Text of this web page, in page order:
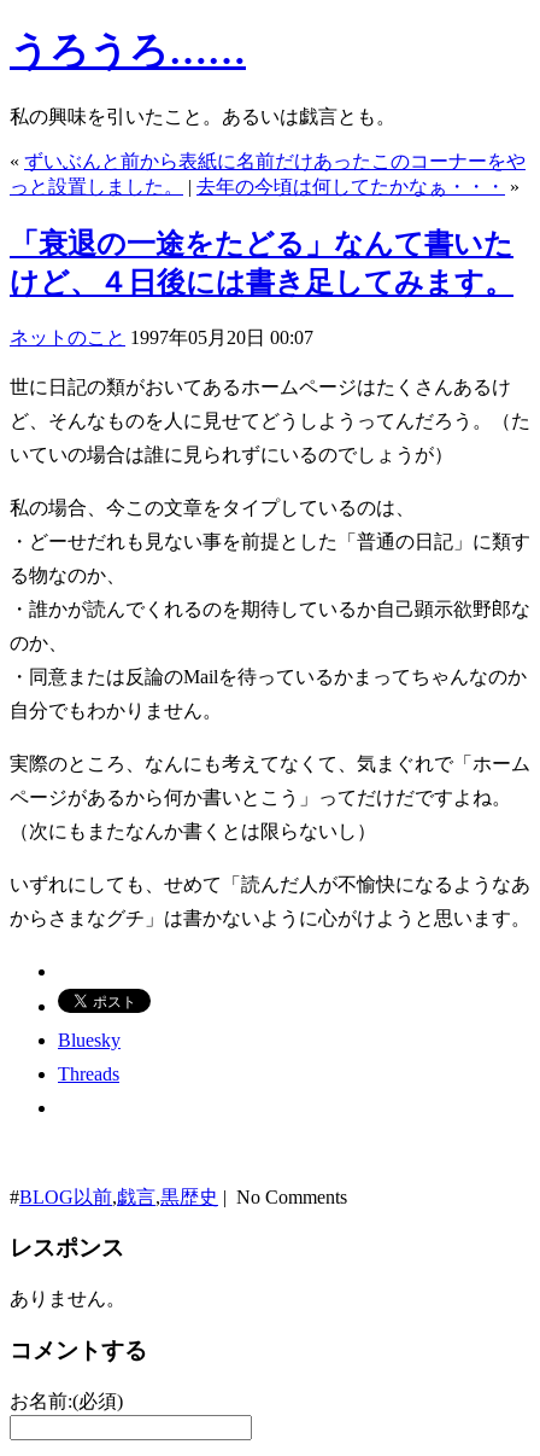
うろうろ……
私の興味を引いたこと。あるいは戯言とも。
« ずいぶんと前から表紙に名前だけあったこのコーナーをや
っと設置しました。
| 去年の今頃は何してたかなぁ・・・ »
「衰退の一途をたどる」なんて書いた
けど、４日後には書き足してみます。
ネットのこと 1997年05月20日 00:07
世に日記の類がおいてあるホームページはたくさんあるけ
ど、そんなものを人に見せてどうしようってんだろう。（た
いていの場合は誰に見られずにいるのでしょうが）
私の場合、今この文章をタイプしているのは、
・どーせだれも見ない事を前提とした「普通の日記」に類す
る物なのか、
・誰かが読んでくれるのを期待しているか自己顕示欲野郎な
のか、
・同意または反論のMailを待っているかまってちゃんなのか
自分でもわかりません。
実際のところ、なんにも考えてなくて、気まぐれで「ホーム
ページがあるから何か書いとこう」ってだけだですよね。
（次にもまたなんか書くとは限らないし）
いずれにしても、せめて「読んだ人が不愉快になるようなあ
からさまなグチ」は書かないように心がけようと思います。
Bluesky
Threads
#BLOG以前,戯言,黒歴史 | No Comments
レスポンス
ありません。
コメントする
お名前:(必須)